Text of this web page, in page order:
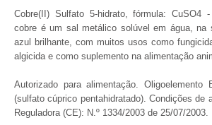
Cobre(II) Sulfato 5-hidrato, fórmula: CuSO4
cobre é um sal metálico solúvel em água, na
azul brilhante, com muitos usos como
algicida e como suplemento na alimentação
Autorizado para alimentação. Oligoelemento
(sulfato cúprico pentahidratado). Condições de
Reguladora (CE): N.º 1334/2003 de 25/07/2003.